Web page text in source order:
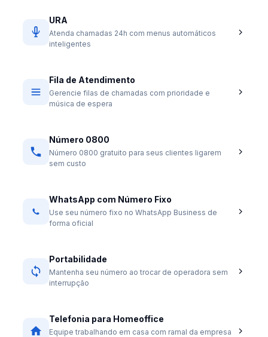
URA
Atenda chamadas 24h com menus automáticos
inteligentes
Fila de Atendimento
Gerencie filas de chamadas com prioridade e
música de espera
Número 0800
Número 0800 gratuito para seus clientes ligarem
sem custo
WhatsApp com Número Fixo
Use seu número fixo no WhatsApp Business de
forma oficial
Portabilidade
Mantenha seu número ao trocar de operadora sem
interrupção
Telefonia para Homeoffice
Equipe trabalhando em casa com ramal da empresa